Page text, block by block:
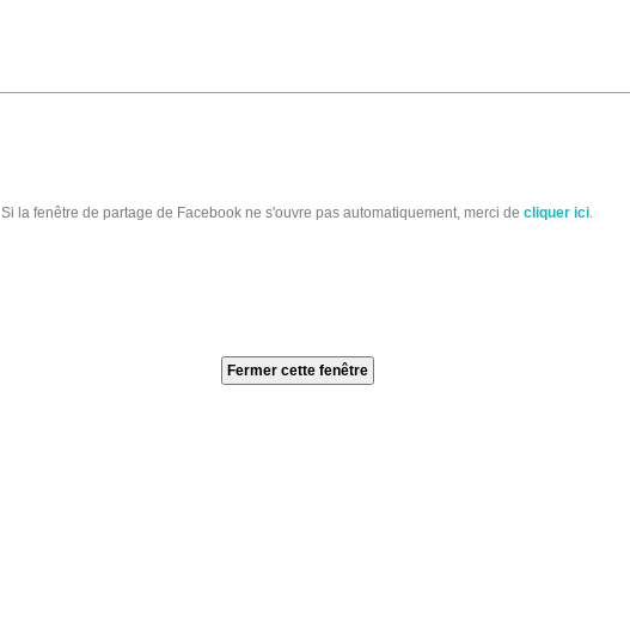
Si la fenêtre de partage de Facebook ne s'ouvre pas automatiquement, merci de cliquer ici.